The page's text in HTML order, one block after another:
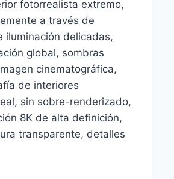
fotorrealista extremo,
a través de
iluminación delicadas,
global, sombras
cinematográfica,
de interiores
sin sobre-renderizado,
8K de alta definición,
transparente, detalles